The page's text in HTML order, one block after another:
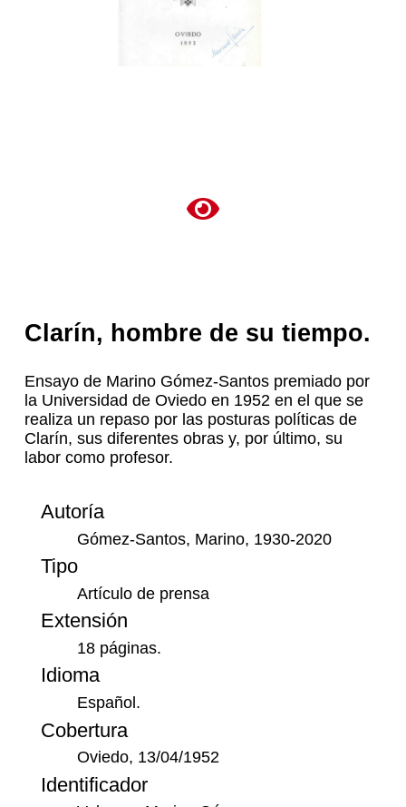
Clarín, hombre de su tiempo.
Ensayo de Marino Gómez-Santos premiado por
la Universidad de Oviedo en 1952 en el que se
realiza un repaso por las posturas políticas de
Clarín, sus diferentes obras y, por último, su
labor como profesor.
Autoría
Gómez-Santos, Marino, 1930-2020
Tipo
Artículo de prensa
Extensión
18 páginas.
Idioma
Español.
Cobertura
Oviedo, 13/04/1952
Identificador